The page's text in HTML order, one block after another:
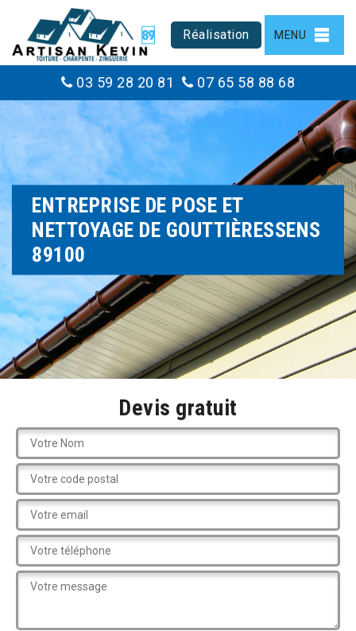
Réalisation MENU
03 59 28 20 81 07 65 58 88 68
ENTREPRISE DE POSE ET
NETTOYAGE DE GOUTTIÈRESSENS
89100
Devis gratuit